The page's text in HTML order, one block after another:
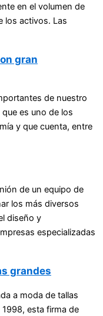
en el volumen de
los activos. Las
gran
de nuestro
es uno de los
y que cuenta, entre
de un equipo de
los más diversos
diseño y
especializadas
grandes
a moda de tallas
esta firma de